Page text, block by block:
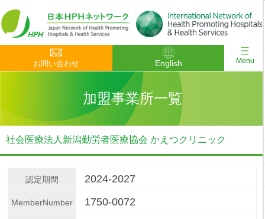
お問い合わせ English Menu
加盟事業所一覧
社会医療法人新潟勤労者医療協会 かえつクリニック
認定期間 2024-2027
MemberNumber 1750-0072